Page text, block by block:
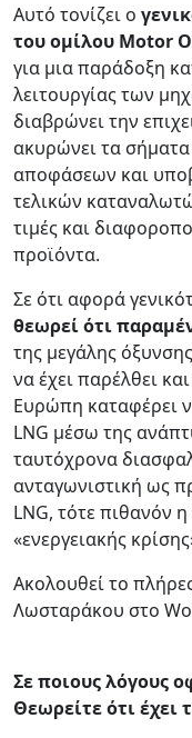
Αυτό τονίζει ο
του ομίλου Motor
για μια παράδοξη
λειτουργίας των
διαβρώνει την
ακυρώνει τα
αποφάσεων και
τελικών
τιμές και
προϊόντα.
Σε ότι αφορά
θεωρεί ότι
της μεγάλης
να έχει παρέλθει
Ευρώπη καταφέρει
LNG μέσω της
ταυτόχρονα
ανταγωνιστική ως
LNG, τότε πιθανόν
«ενεργειακής
Ακολουθεί το
Λωσταράκου στο
Σε ποιους λόγους
Θεωρείτε ότι έχει